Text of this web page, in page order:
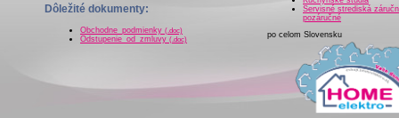
Dôležité dokumenty:
Obchodne_podmienky (.doc)
Odstupenie_od_zmluvy (.doc)
Servisné strediská
pozáručné
po celom Slovensku